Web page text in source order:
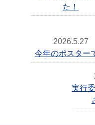
た！
2026.5.27
今年のポスター
実行